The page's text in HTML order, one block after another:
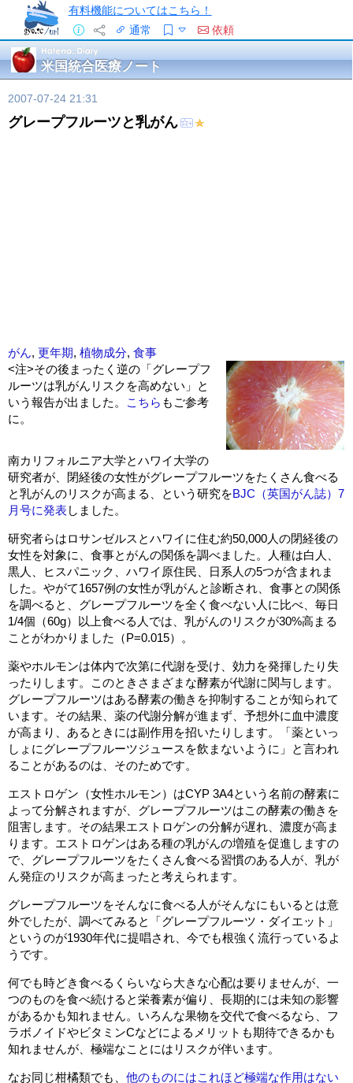
有料機能についてはこちら！
通常
依頼